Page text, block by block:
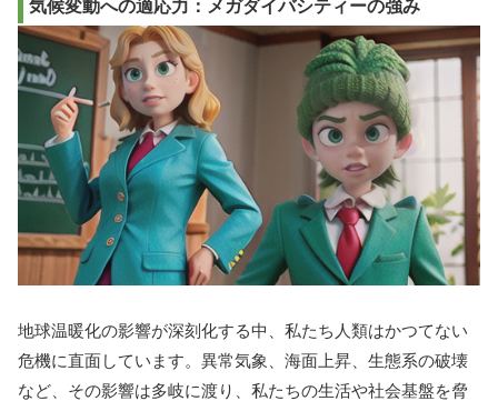
気候変動への適応力：メガダイバシティーの強み
地球温暖化の影響が深刻化する中、私たち人類はかつてない
危機に直面しています。異常気象、海面上昇、生態系の破壊
など、その影響は多岐に渡り、私たちの生活や社会基盤を脅